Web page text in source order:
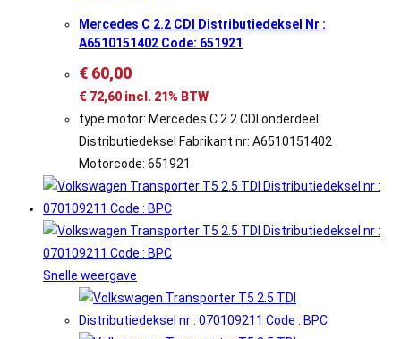
Mercedes C 2.2 CDI Distributiedeksel Nr :
A6510151402 Code: 651921
€ 60,00
€ 72,60 incl. 21% BTW
type motor: Mercedes C 2.2 CDI onderdeel:
Distributiedeksel Fabrikant nr: A6510151402
Motorcode: 651921
Snelle weergave